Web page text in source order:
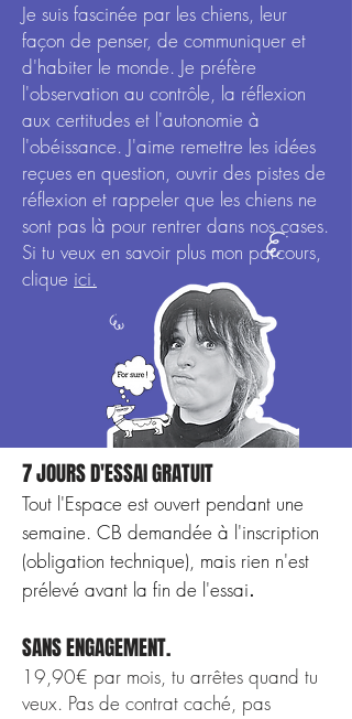
Je suis fascinée par les chiens, leur
façon de penser, de communiquer et
d'habiter le monde. Je préfère
l'observation au contrôle, la réflexion
aux certitudes et l'autonomie à
l'obéissance. J'aime remettre les idées
reçues en question, ouvrir des pistes de
réflexion et rappeler que les chiens ne
sont pas là pour rentrer dans nos cases.
Si tu veux en savoir plus mon parcours,
clique ici.
7 JOURS D'ESSAI GRATUIT
Tout l'Espace est ouvert pendant une
semaine. CB demandée à l'inscription
(obligation technique), mais rien n'est
prélevé avant la fin de l'essai.
SANS ENGAGEMENT.
19,90€ par mois, tu arrêtes quand tu
veux. Pas de contrat caché, pas